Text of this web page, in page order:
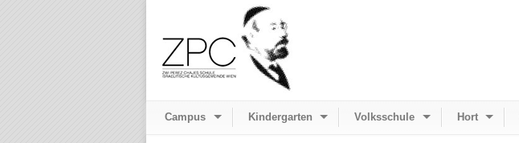
Campus Kindergarten Volksschule Hort